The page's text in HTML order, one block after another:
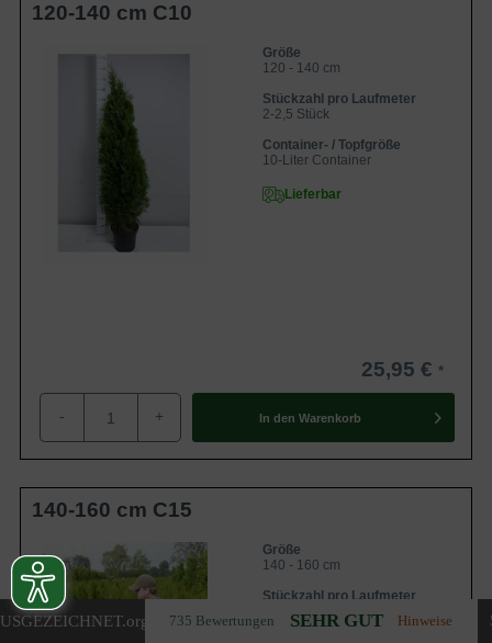
.org 735 Bewertungen SEHR GUT Hinweise
120-140 cm C10
Größe
120 - 140 cm
Stückzahl pro Laufmeter
2-2,5 Stück
Container- / Topfgröße
10-Liter Container
Lieferbar
25,95 €
- + In den Warenkorb
140-160 cm C15
Größe
140 - 160 cm
Stückzahl pro Laufmeter
2-2,25 Stück